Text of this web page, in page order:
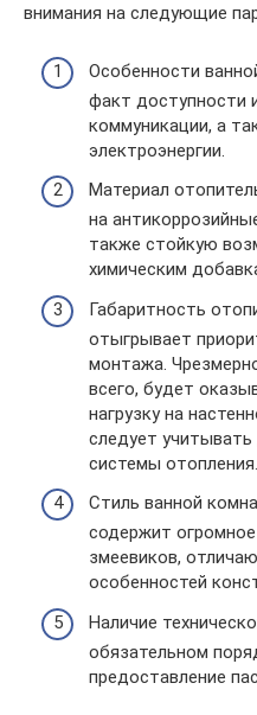
внимания на следующие
Особенности
факт доступности
коммуникации, а
электроэнергии.
Материал
на
также стойкую
химическим
Габаритность
отыгрывает
монтажа.
всего, будет
нагрузку на
следует
системы отопления.
Стиль ванной
содержит
змеевиков,
особенностей
Наличие
обязательном
предоставление